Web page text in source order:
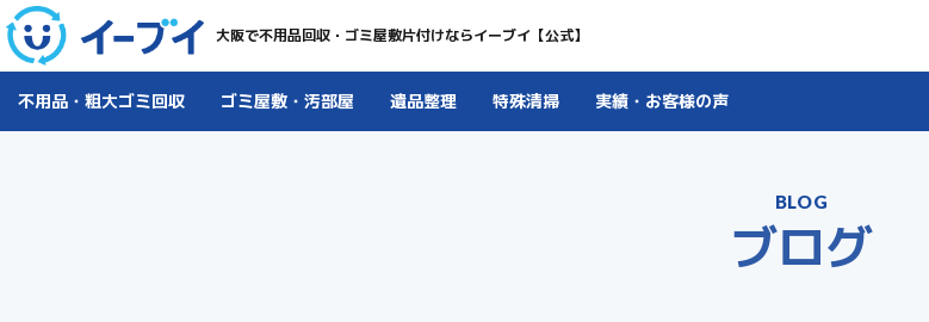
大阪で不用品回収・ゴミ屋敷片付けならイーブイ【公式】
不用品・粗大ゴミ回収 ゴミ屋敷・汚部屋 遺品整理 特殊清掃 実績・お客様の声
BLOG
ブログ